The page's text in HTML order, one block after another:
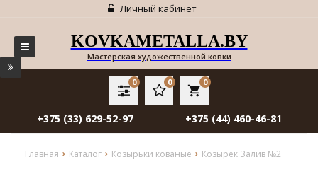
Личный кабинет
KOVKAMETALLA.BY
Мастерская художественной ковки
local_grocery_store
0
0
0
+375 (33) 629-52-97 +375 (44) 460-46-81
Главная Каталог Козырьки кованые Козырек Залив №2